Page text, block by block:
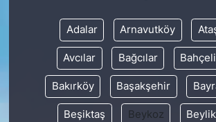
Adalar Arnavutköy
Avcılar Bağcılar
Bakırköy Başakşehir
Beşiktaş Beykoz